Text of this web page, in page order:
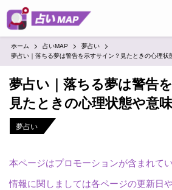
ホーム 占いMAP
夢占い
夢占い｜落ちる夢は警告を示すサイン？見たときの心理状
夢占い｜落ちる夢は警告
見たときの心理状態や意
夢占い
本ページはプロモーションが含まれて
情報に関しましては各ページの更新日